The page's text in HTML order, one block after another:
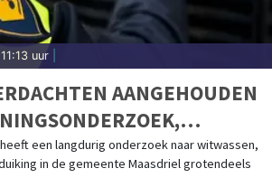
uur
AANGEHOUDEN
HALF MILJOEN
heeft een langdurig onderzoek naar witwassen,
in de gemeente Maasdriel grotendeels